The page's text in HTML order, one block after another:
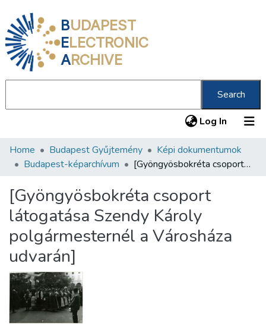
BUDAPEST
ELECTRONIC
ARCHIVE
Search
Log In (current)
Communities & Collections
Statistics
About us
Home Budapest Gyűjtemény
Képi dokumentumok
Budapest-képarchívum
[Gyöngyösbokréta csoport látogatása Szendy Károly polgármesternél a Városháza udvarán]
[Gyöngyösbokréta csoport
látogatása Szendy Károly
polgármesternél a Városháza
udvarán]